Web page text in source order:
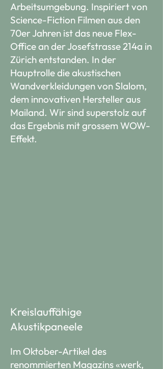
Arbeitsumgebung. Inspiriert von
Science-Fiction Filmen aus den
70er Jahren ist das neue Flex-
Office an der Josefstrasse 214a in
Zürich entstanden. In der
Hauptrolle die akustischen
Wandverkleidungen von Slalom,
dem innovativen Hersteller aus
Mailand. Wir sind superstolz auf
das Ergebnis mit grossem WOW-
Effekt.
Kreislauffähige
Akustikpaneele
Im Oktober-Artikel des
renommierten Magazins «werk,